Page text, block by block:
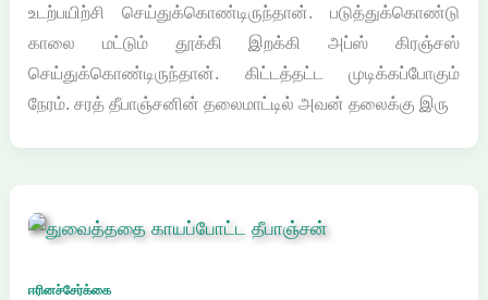
உடற்பயிற்சி செய்துக்கொண்டிருந்தான். படுத்துக்கொண்டு
காலை மட்டும் தூக்கி இறக்கி அப்ஸ் கிரஞ்சஸ்
செய்துக்கொண்டிருந்தான். கிட்டத்தட்ட முடிக்கப்போகும்
நேரம். சரத் தீபாஞ்சனின் தலைமாட்டில் அவன் தலைக்கு இரு
ஈரினச்சேர்க்கை